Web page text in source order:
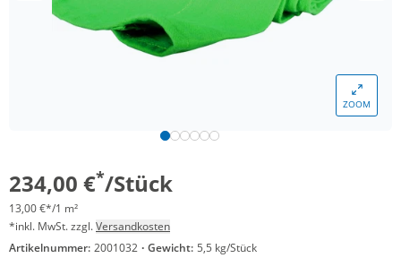
ZOOM
234,00 €*/Stück
13,00 €*/1 m²
*inkl. MwSt. zzgl.Versandkosten
Artikelnummer: 2001032 · Gewicht: 5,5 kg/Stück